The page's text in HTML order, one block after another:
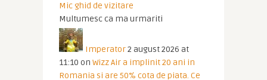
Mic ghid de vizitare
Multumesc ca ma urmariti
Imperator2 august 2026 at
11:10 on Wizz Air a implinit 20 ani in
Romania si are 50% cota de piata. Ce